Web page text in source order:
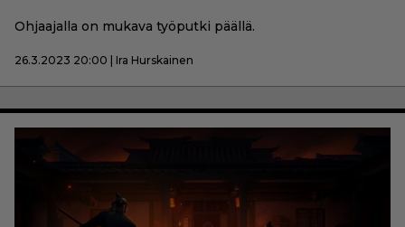
Ohjaajalla on mukava työputki päällä.
26.3.2023 20:00 | Ira Hurskainen